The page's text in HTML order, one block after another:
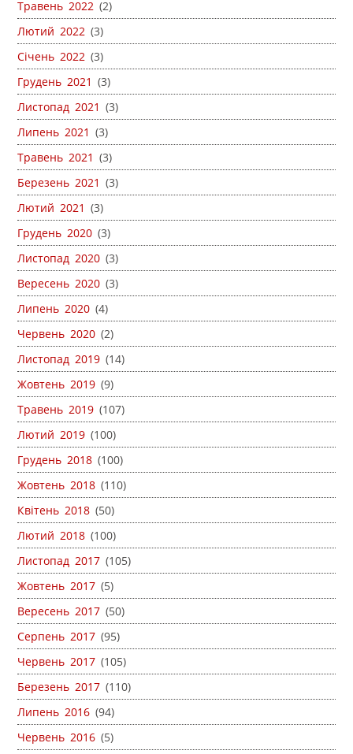
Травень 2022 (2)
Лютий 2022 (3)
Січень 2022 (3)
Грудень 2021 (3)
Листопад 2021 (3)
Липень 2021 (3)
Травень 2021 (3)
Березень 2021 (3)
Лютий 2021 (3)
Грудень 2020 (3)
Листопад 2020 (3)
Вересень 2020 (3)
Липень 2020 (4)
Червень 2020 (2)
Листопад 2019 (14)
Жовтень 2019 (9)
Травень 2019 (107)
Лютий 2019 (100)
Грудень 2018 (100)
Жовтень 2018 (110)
Квітень 2018 (50)
Лютий 2018 (100)
Листопад 2017 (105)
Жовтень 2017 (5)
Вересень 2017 (50)
Серпень 2017 (95)
Червень 2017 (105)
Березень 2017 (110)
Липень 2016 (94)
Червень 2016 (5)